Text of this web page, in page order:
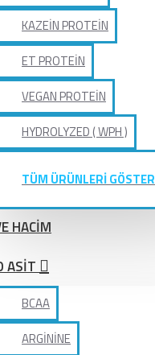
KAZEİN PROTEİN
ET PROTEİN
VEGAN PROTEİN
HYDROLYZED ( WPH )
TÜM ÜRÜNLERİ GÖSTER
HACİM
ASİT
BCAA
ARGİNİNE